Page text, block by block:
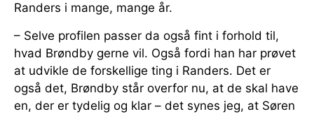
Randers i mange, mange år.
– Selve profilen passer da også fint i forhold til,
hvad Brøndby gerne vil. Også fordi han har prøvet
at udvikle de forskellige ting i Randers. Det er
også det, Brøndby står overfor nu, at de skal have
en, der er tydelig og klar – det synes jeg, at Søren